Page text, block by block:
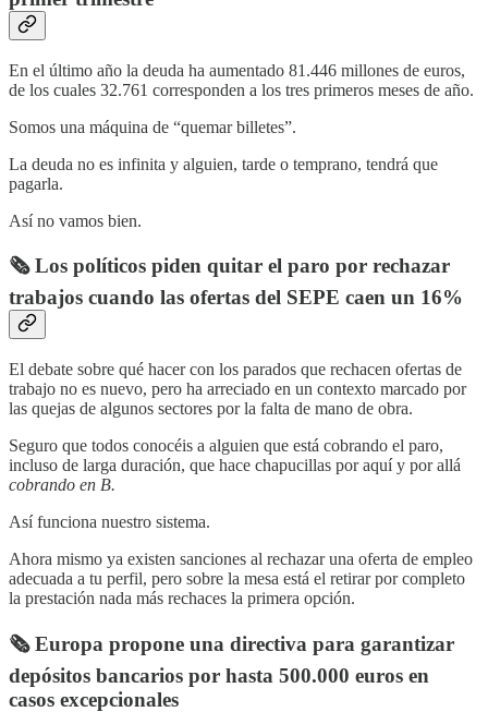
En el último año la deuda ha aumentado 81.446 millones de euros,
de los cuales 32.761 corresponden a los tres primeros meses de año.
Somos una máquina de “quemar billetes”.
La deuda no es infinita y alguien, tarde o temprano, tendrá que
pagarla.
Así no vamos bien.
🗞️ Los políticos piden quitar el paro por rechazar
trabajos cuando las ofertas del SEPE caen un 16%
El debate sobre qué hacer con los parados que rechacen ofertas de
trabajo no es nuevo, pero ha arreciado en un contexto marcado por
las quejas de algunos sectores por la falta de mano de obra.
Seguro que todos conocéis a alguien que está cobrando el paro,
incluso de larga duración, que hace chapucillas por aquí y por allá
cobrando en B.
Así funciona nuestro sistema.
Ahora mismo ya existen sanciones al rechazar una oferta de empleo
adecuada a tu perfil, pero sobre la mesa está el retirar por completo
la prestación nada más rechaces la primera opción.
🗞️Europa propone una directiva para garantizar
depósitos bancarios por hasta 500.000 euros en
casos excepcionales